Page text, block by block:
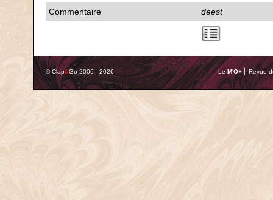
Commentaire deest
© Clap&Go 2006 - 2026 Le M'O+ ⎢ Revue